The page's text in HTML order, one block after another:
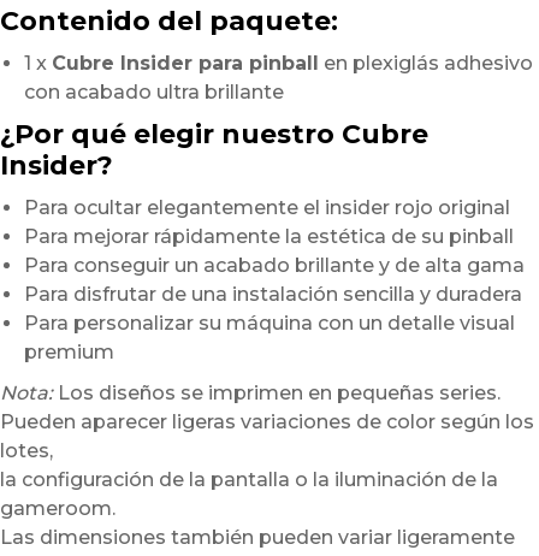
Contenido del paquete:
1 x Cubre Insider para pinball en plexiglás adhesivo
con acabado ultra brillante
¿Por qué elegir nuestro Cubre
Insider?
Para ocultar elegantemente el insider rojo original
Para mejorar rápidamente la estética de su pinball
Para conseguir un acabado brillante y de alta gama
Para disfrutar de una instalación sencilla y duradera
Para personalizar su máquina con un detalle visual
premium
Nota:Los diseños se imprimen en pequeñas series.
Pueden aparecer ligeras variaciones de color según los
lotes,
la configuración de la pantalla o la iluminación de la
gameroom.
Las dimensiones también pueden variar ligeramente